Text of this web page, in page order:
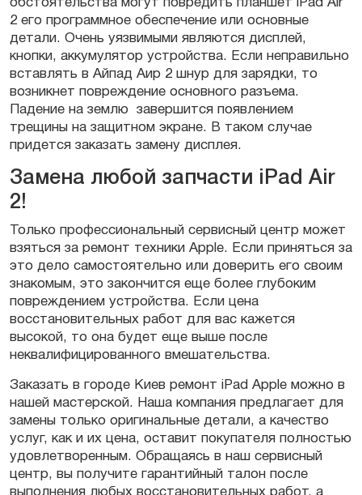
обстоятельства могут повредить планшет iPad Air
2 его программное обеспечение или основные
детали. Очень уязвимыми являются дисплей,
кнопки, аккумулятор устройства. Если неправильно
вставлять в Айпад Аир 2 шнур для зарядки, то
возникнет повреждение основного разъема.
Падение на землю завершится появлением
трещины на защитном экране. В таком случае
придется заказать замену дисплея.
Замена любой запчасти iPad Air
2!
Только профессиональный сервисный центр может
взяться за ремонт техники Apple. Если приняться за
это дело самостоятельно или доверить его своим
знакомым, это закончится еще более глубоким
повреждением устройства. Если цена
восстановительных работ для вас кажется
высокой, то она будет еще выше после
неквалифицированного вмешательства.
Заказать в городе Киев ремонт iPad Apple можно в
нашей мастерской. Наша компания предлагает для
замены только оригинальные детали, а качество
услуг, как и их цена, оставит покупателя полностью
удовлетворенным. Обращаясь в наш сервисный
центр, вы получите гарантийный талон после
выполнения любых восстановительных работ, а